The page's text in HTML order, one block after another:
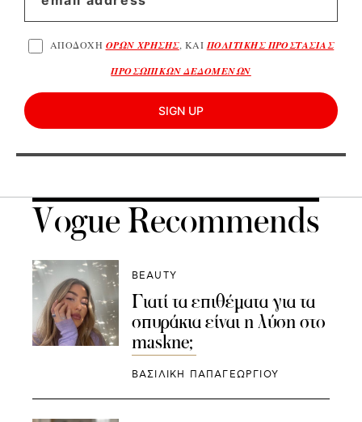
ΑΠΟΔΟΧΗ ΟΡΩΝ ΧΡΗΣΗΣ, ΚΑΙ ΠΟΛΙΤΙΚΗΣ ΠΡΟΣΤΑΣΙΑΣ
ΠΡΟΣΩΠΙΚΩΝ ΔΕΔΟΜΕΝΩΝ
SIGN UP
Vogue Recommends
BEAUTY
Γιατί τα επιθέματα για τα
σπυράκια είναι η λύση στο
maskne;
ΒΑΣΙΛΙΚΗ ΠΑΠΑΓΕΩΡΓΙΟΥ